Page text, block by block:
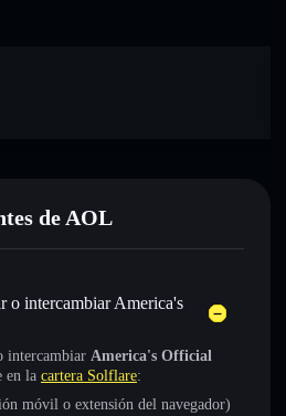
de AOL
o intercambiar America's
intercambiar America's Official
en la cartera Solflare:
móvil o extensión del navegador)